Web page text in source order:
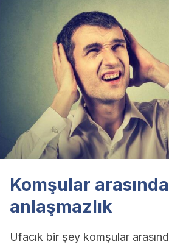
Komşular arasında
anlaşmazlık
Ufacık bir şey komşular